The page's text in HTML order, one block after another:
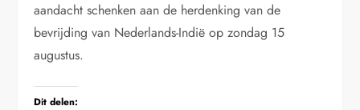
aandacht schenken aan de herdenking van de
bevrijding van Nederlands-Indië op zondag 15
augustus.
Dit delen: